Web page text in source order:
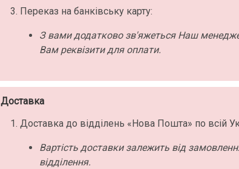
Переказ на банківську карту:
З вами додатково зв'яжеться Наш
Вам реквізити для оплати.
Доставка
Доставка до відділень «Нова Пошта» по всій
Вартість доставки залежить від
відділення.